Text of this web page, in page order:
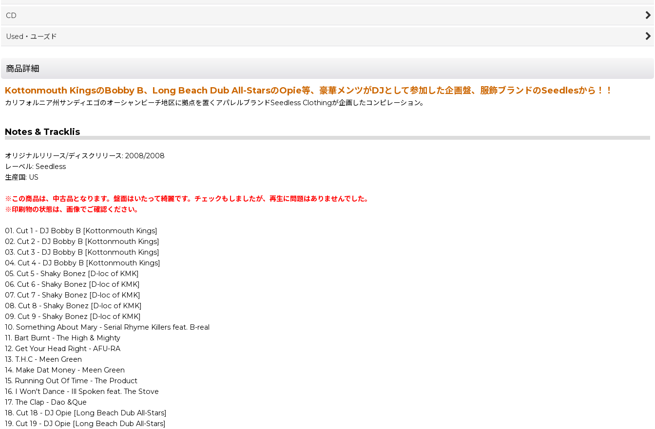
CD
Used・ユーズド
商品詳細
Kottonmouth KingsのBobby B、Long Beach Dub All-StarsのOpie等、豪華メンツがDJとして参加した企画盤、服飾ブランドのSeedlesから！！
カリフォルニア州サンディエゴのオーシャンビーチ地区に拠点を置くアパレルブランドSeedless Clothingが企画したコンピレーション。
Notes & Tracklis
オリジナルリリース/ディスクリリース: 2008/2008
レーベル: Seedless
生産国: US
※この商品は、中古品となります。盤面はいたって綺麗です。チェックもしましたが、再生に問題はありませんでした。
※印刷物の状態は、画像でご確認ください。
01. Cut 1 - DJ Bobby B [Kottonmouth Kings]
02. Cut 2 - DJ Bobby B [Kottonmouth Kings]
03. Cut 3 - DJ Bobby B [Kottonmouth Kings]
04. Cut 4 - DJ Bobby B [Kottonmouth Kings]
05. Cut 5 - Shaky Bonez [D-loc of KMK]
06. Cut 6 - Shaky Bonez [D-loc of KMK]
07. Cut 7 - Shaky Bonez [D-loc of KMK]
08. Cut 8 - Shaky Bonez [D-loc of KMK]
09. Cut 9 - Shaky Bonez [D-loc of KMK]
10. Something About Mary - Serial Rhyme Killers feat. B-real
11. Bart Burnt - The High & Mighty
12. Get Your Head Right - AFU-RA
13. T.H.C - Meen Green
14. Make Dat Money - Meen Green
15. Running Out Of Time - The Product
16. I Won't Dance - Ill Spoken feat. The Stove
17. The Clap - Dao &Que
18. Cut 18 - DJ Opie [Long Beach Dub All-Stars]
19. Cut 19 - DJ Opie [Long Beach Dub All-Stars]